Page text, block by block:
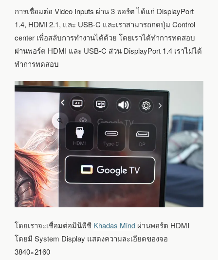
การเชื่อมต่อ Video Inputs ผ่าน 3 พอร์ต ได้แก่ DisplayPort
1.4, HDMI 2.1, และ USB-C และเราสามารถกดปุ่ม Control
center เพื่อสลับการทำงานได้ด้วย โดยเราได้ทำการทดสอบ
ผ่านพอร์ต HDMI และ USB-C ส่วน DisplayPort 1.4 เราไม่ได้
ทำการทดสอบ
โดยเราจะเชื่อมต่อมินิพีซี Khadas Mind ผ่านพอร์ต HDMI
โดยมี System Display แสดงความละเอียดของจอ
3840×2160